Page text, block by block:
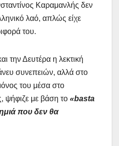
Καραμανλής δεν
λαό, απλώς είχε
του.
την Δευτέρα η λεκτική
συνεπειών, αλλά στο
του μέσα στο
ψήφιζε με βάση το «basta
που δεν θα